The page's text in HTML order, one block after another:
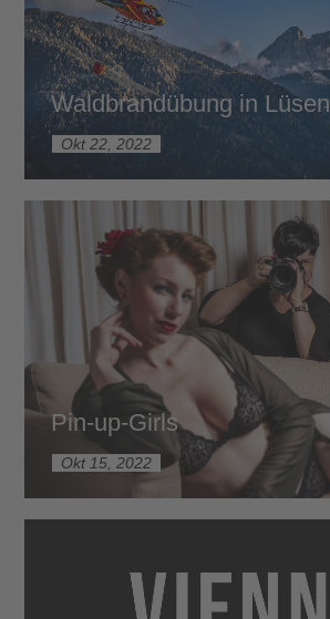
Waldbrandübung in Lüsen
Okt 22, 2022
Pin-up-Girls
Okt 15, 2022